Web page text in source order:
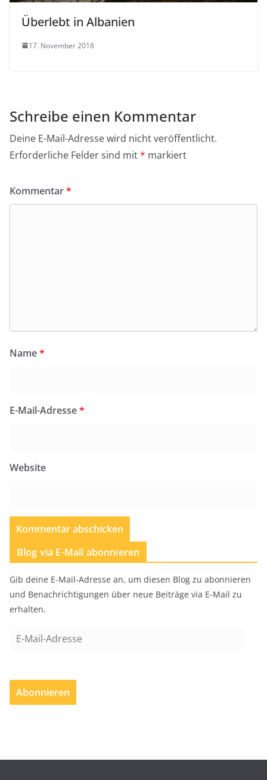
Überlebt in Albanien
17. November 2018
Schreibe einen Kommentar
Deine E-Mail-Adresse wird nicht veröffentlicht.
Erforderliche Felder sind mit* markiert
Kommentar*
Name*
E-Mail-Adresse*
Website
Blog via E-Mail abonnieren
Gib deine E-Mail-Adresse an, um diesen Blog zu abonnieren
und Benachrichtigungen über neue Beiträge via E-Mail zu
erhalten.
a
l
Abonnieren